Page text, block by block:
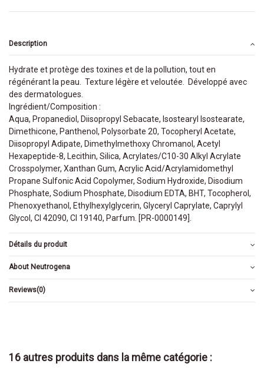
Description
Hydrate et protège des toxines et de la pollution, tout en
régénérant la peau. Texture légère et veloutée. Développé avec
des dermatologues.
Ingrédient/Composition :
Aqua, Propanediol, Diisopropyl Sebacate, Isostearyl Isostearate,
Dimethicone, Panthenol, Polysorbate 20, Tocopheryl Acetate,
Diisopropyl Adipate, Dimethylmethoxy Chromanol, Acetyl
Hexapeptide-8, Lecithin, Silica, Acrylates/C10-30 Alkyl Acrylate
Crosspolymer, Xanthan Gum, Acrylic Acid/Acrylamidomethyl
Propane Sulfonic Acid Copolymer, Sodium Hydroxide, Disodium
Phosphate, Sodium Phosphate, Disodium EDTA, BHT, Tocopherol,
Phenoxyethanol, Ethylhexylglycerin, Glyceryl Caprylate, Caprylyl
Glycol, CI 42090, CI 19140, Parfum. [PR-0000149].
Détails du produit
About Neutrogena
Reviews(0)
16 autres produits dans la même catégorie :